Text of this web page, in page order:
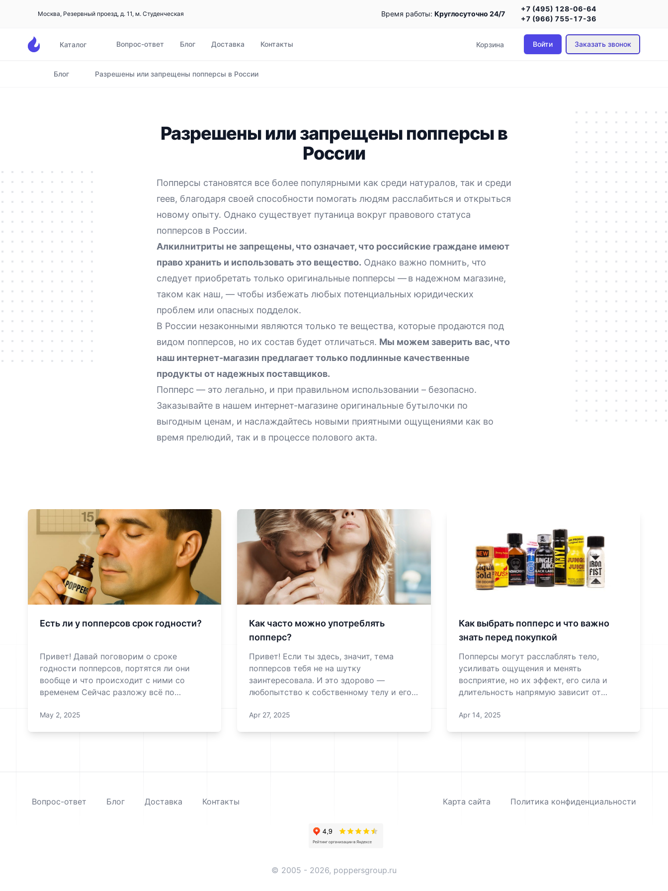
Москва, Резервный проезд, д. 11, м. Студенческая Время работы: Круглосуточно 24/7
+7 (495) 128-06-64
+7 (966) 755-17-36
Каталог Вопрос-ответ Блог Доставка Контакты Корзина Войти Заказать звонок
Главная
Блог Разрешены или запрещены попперсы в России
Разрешены или запрещены попперсы в
России
Попперсы становятся все более популярными как среди натуралов, так и среди
геев, благодаря своей способности помогать людям расслабиться и открыться
новому опыту. Однако существует путаница вокруг правового статуса
попперсов в России.
Алкилнитриты не запрещены, что означает, что российские граждане имеют
право хранить и использовать это вещество. Однако важно помнить, что
следует приобретать только оригинальные попперсы — в надежном магазине,
таком как наш, — чтобы избежать любых потенциальных юридических
проблем или опасных подделок.
В России незаконными являются только те вещества, которые продаются под
видом попперсов, но их состав будет отличаться. Мы можем заверить вас, что
наш интернет-магазин предлагает только подлинные качественные
продукты от надежных поставщиков.
Попперс — это легально, и при правильном использовании – безопасно.
Заказывайте в нашем интернет-магазине оригинальные бутылочки по
выгодным ценам, и наслаждайтесь новыми приятными ощущениями как во
время прелюдий, так и в процессе полового акта.
Есть ли у попперсов срок годности?
Привет! Давай поговорим о сроке
годности попперсов, портятся ли они
вообще и что происходит с ними со
временем Сейчас разложу всё по
Попперсы — это химические соединения
May 2, 2025
Как часто можно употреблять
попперс?
Привет! Если ты здесь, значит, тема
попперсов тебя не на шутку
заинтересовала. И это здорово —
любопытство к собственному телу и его
давай сразу договоримся: мы не будем
Apr 27, 2025
Как выбрать попперс и что важно
знать перед покупкой
Попперсы могут расслаблять тело,
усиливать ощущения и менять
восприятие, но их эффект, его сила и
длительность напрямую зависит от
действуют неодинаково — одни
Apr 14, 2025
Вопрос-ответ Блог Доставка Контакты Карта сайта Политика конфиденциальности
© 2005 - 2026, poppersgroup.ru